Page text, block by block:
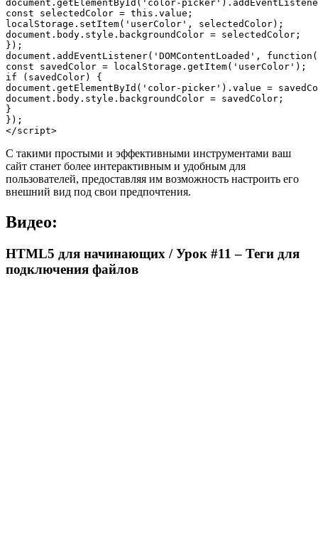
document.getElementById('color-
const selectedColor = this.value;
localStorage.setItem('userColor', selectedColor);
document.body.style.backgroundColor = selectedColor;
});
document.addEventListener('DOMContentLoaded',
const savedColor = localStorage.getItem('userColor');
if (savedColor) {
document.getElementById('color-picker').value =
document.body.style.backgroundColor = savedColor;
}
});
С такими простыми и эффективными инструментами ваш
сайт станет более интерактивным и удобным для
пользователей, предоставляя им возможность настроить его
внешний вид под свои предпочтения.
Видео:
HTML5 для начинающих / Урок #11 – Теги для
подключения файлов